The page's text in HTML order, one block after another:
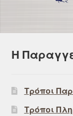
Η
Τρόποι
Τρόποι